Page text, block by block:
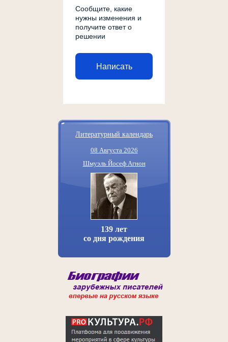
Сообщите, какие
нужны изменения и
получите ответ о
решении
Написать
Литературный календарь
08 Августа 2026
Шмуэль Йосеф Агнон
139 лет
со дня рождения